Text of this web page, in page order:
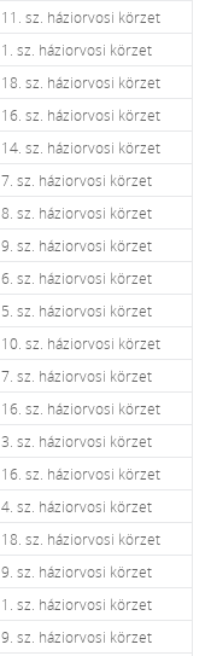
11. sz. háziorvosi körzet
1. sz. háziorvosi körzet
18. sz. háziorvosi körzet
16. sz. háziorvosi körzet
14. sz. háziorvosi körzet
7. sz. háziorvosi körzet
8. sz. háziorvosi körzet
9. sz. háziorvosi körzet
6. sz. háziorvosi körzet
5. sz. háziorvosi körzet
10. sz. háziorvosi körzet
7. sz. háziorvosi körzet
16. sz. háziorvosi körzet
3. sz. háziorvosi körzet
16. sz. háziorvosi körzet
4. sz. háziorvosi körzet
18. sz. háziorvosi körzet
9. sz. háziorvosi körzet
1. sz. háziorvosi körzet
9. sz. háziorvosi körzet